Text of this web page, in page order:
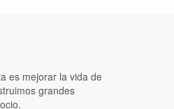
es mejorar la vida de
grandes